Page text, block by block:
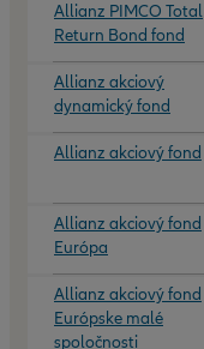
Allianz PIMCO Total
Return Bond fond
Allianz akciový
dynamický fond
Allianz akciový fond
Allianz akciový fond
Európa
Allianz akciový fond
Európske malé
spoločnosti